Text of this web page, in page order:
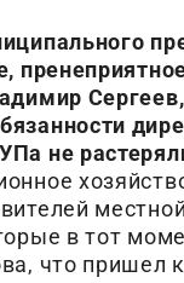
не
в тот
что пришел